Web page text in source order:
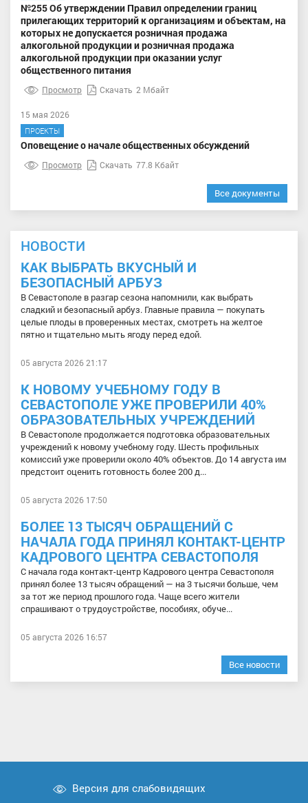
№255 Об утверждении Правил определении границ
прилегающих территорий к организациям и объектам, на
которых не допускается розничная продажа
алкогольной продукции и розничная продажа
алкогольной продукции при оказании услуг
общественного питания
Просмотр Скачать 2 Мбайт
15 мая 2026
ПРОЕКТЫ
Оповещение о начале общественных обсуждений
Просмотр Скачать 77.8 Кбайт
Все документы
НОВОСТИ
КАК ВЫБРАТЬ ВКУСНЫЙ И
БЕЗОПАСНЫЙ АРБУЗ
В Севастополе в разгар сезона напомнили, как выбрать
сладкий и безопасный арбуз. Главные правила — покупать
целые плоды в проверенных местах, смотреть на желтое
пятно и тщательно мыть ягоду перед едой.
05 августа 2026 21:17
К НОВОМУ УЧЕБНОМУ ГОДУ В
СЕВАСТОПОЛЕ УЖЕ ПРОВЕРИЛИ 40%
ОБРАЗОВАТЕЛЬНЫХ УЧРЕЖДЕНИЙ
В Севастополе продолжается подготовка образовательных
учреждений к новому учебному году. Шесть профильных
комиссий уже проверили около 40% объектов. До 14 августа им
предстоит оценить готовность более 200 д...
05 августа 2026 17:50
БОЛЕЕ 13 ТЫСЯЧ ОБРАЩЕНИЙ С
НАЧАЛА ГОДА ПРИНЯЛ КОНТАКТ-ЦЕНТР
КАДРОВОГО ЦЕНТРА СЕВАСТОПОЛЯ
С начала года контакт-центр Кадрового центра Севастополя
принял более 13 тысяч обращений — на 3 тысячи больше, чем
за тот же период прошлого года. Чаще всего жители
спрашивают о трудоустройстве, пособиях, обуче...
05 августа 2026 16:57
Все новости
Версия для слабовидящих